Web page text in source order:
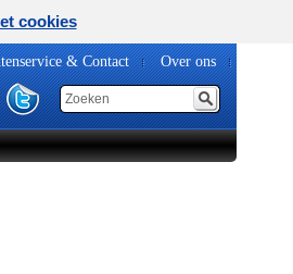
& Contact Over ons
cookies